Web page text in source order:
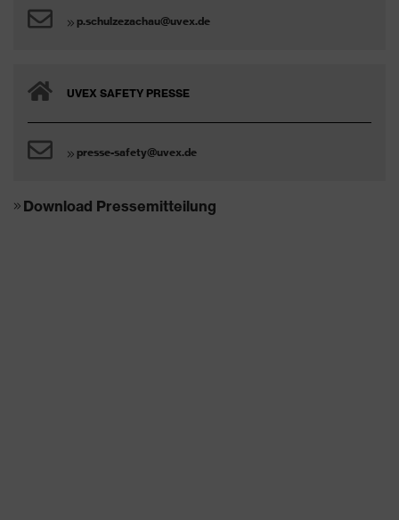
p.schulzezachau@uvex.de
UVEX SAFETY PRESSE
presse-safety@uvex.de
Download Pressemitteilung